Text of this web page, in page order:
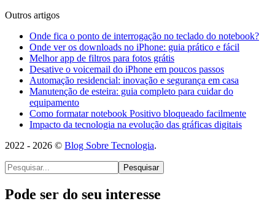
Outros artigos
Onde fica o ponto de interrogação no teclado do notebook?
Onde ver os downloads no iPhone: guia prático e fácil
Melhor app de filtros para fotos grátis
Desative o voicemail do iPhone em poucos passos
Automação residencial: inovação e segurança em casa
Manutenção de esteira: guia completo para cuidar do
equipamento
Como formatar notebook Positivo bloqueado facilmente
Impacto da tecnologia na evolução das gráficas digitais
2022 - 2026 © Blog Sobre Tecnologia.
Pesquisar
Pode ser do seu interesse